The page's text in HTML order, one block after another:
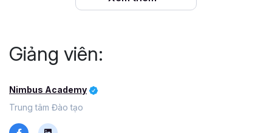
Giảng viên:
Nimbus Academy
Trung tâm Đào tạo